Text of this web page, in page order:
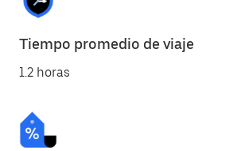
Tiempo promedio de viaje
1.2 horas